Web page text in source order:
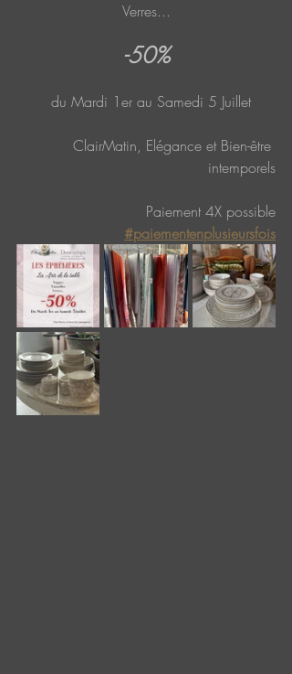
Verres...
-50%
du Mardi 1er au Samedi 5 Juillet
ClairMatin, Elégance et Bien-être
intemporels
Paiement 4X possible
#paiementenplusieursfois